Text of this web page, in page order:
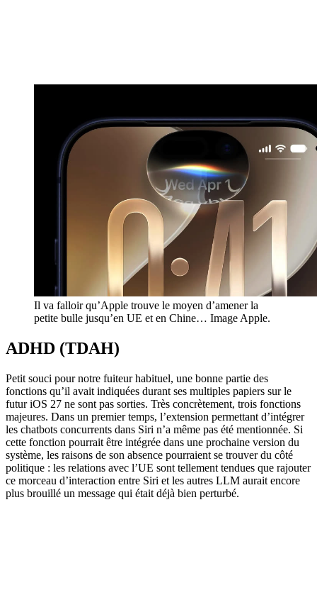
Il va falloir qu’Apple trouve le moyen d’amener la
petite bulle jusqu’en UE et en Chine… Image Apple.
ADHD (TDAH)
Petit souci pour notre fuiteur habituel, une bonne partie des
fonctions qu’il avait indiquées durant ses multiples papiers sur le
futur iOS 27 ne sont pas sorties. Très concrètement, trois fonctions
majeures. Dans un premier temps, l’extension permettant d’intégrer
les chatbots concurrents dans Siri n’a même pas été mentionnée. Si
cette fonction pourrait être intégrée dans une prochaine version du
système, les raisons de son absence pourraient se trouver du côté
politique : les relations avec l’UE sont tellement tendues que rajouter
ce morceau d’interaction entre Siri et les autres LLM aurait encore
plus brouillé un message qui était déjà bien perturbé.